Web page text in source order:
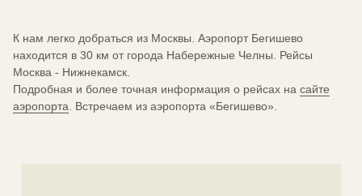
К нам легко добраться из Москвы. Аэропорт Бегишево
находится в 30 км от города Набережные Челны. Рейсы
Москва - Нижнекамск.
Подробная и более точная информация о рейсах на сайте
аэропорта . Встречаем из аэропорта «Бегишево».